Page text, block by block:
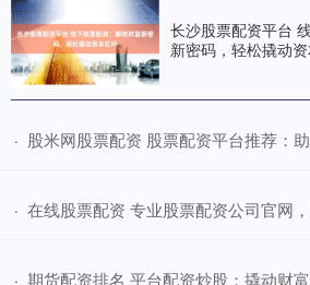
长沙股票配资平台
新密码，轻松撬动
· 股米网股票配资 股票配资平台推荐：
· 在线股票配资 专业股票配资公司官网
· 期货配资排名 平台配资炒股：撬动财